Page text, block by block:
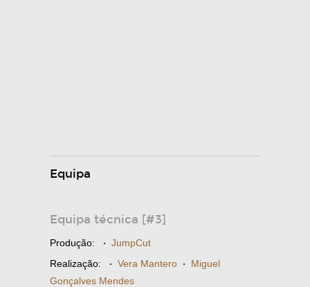
Equipa
Equipa técnica [#3]
Produção: · JumpCut
Realização: · Vera Mantero · Miguel
Gonçalves Mendes